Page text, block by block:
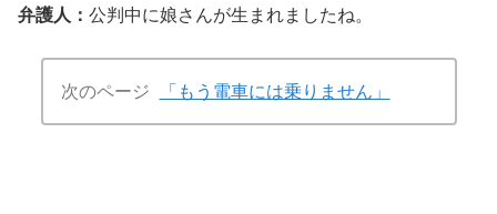
弁護人： 公判中に娘さんが生まれましたね。
次のページ 「もう電車には乗りません」